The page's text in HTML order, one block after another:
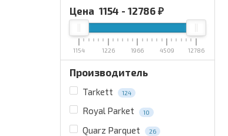
Цена 1154 - 12786 ₽
1154 1226 1966 4509 12786
Производитель
Tarkett 124
Royal Parket 10
Quarz Parquet 26